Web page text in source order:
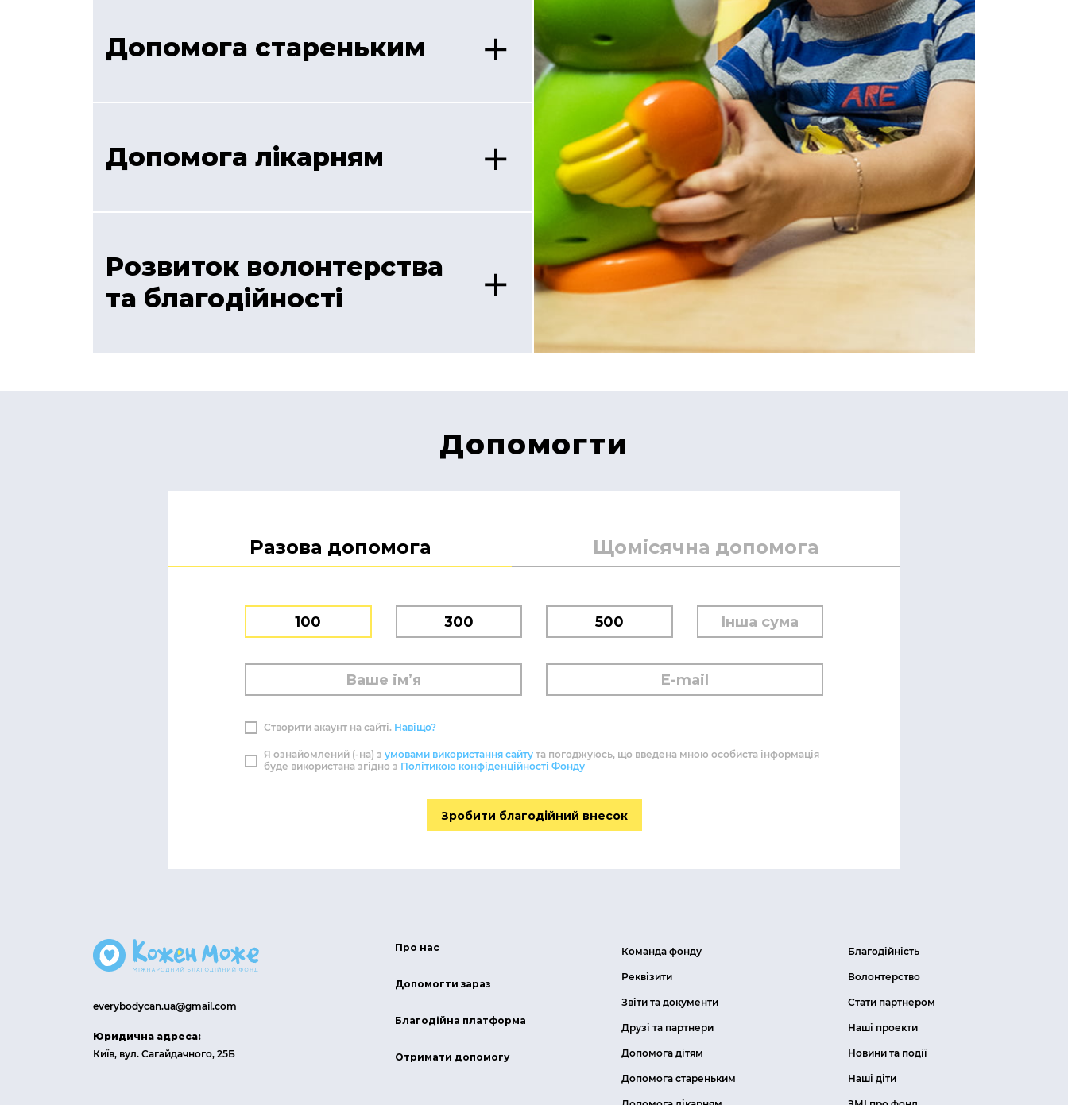
Допомога стареньким
Допомога лікарням
Розвиток волонтерства
та благодійності
Допомогти
Разова допомога Щомісячна допомога
100 300 500
Створити акаунт на сайті. Навіщо?
Я ознайомлений (-на) з умовами використання сайту та погоджуюсь, що введена мною особиста інформація
буде використана згідно з Політикою конфіденційності Фонду
Зробити благодійний внесок
everybodycan.ua@gmail.com
Юридична адреса:
Київ, вул. Сагайдачного, 25Б
Про нас
Допомогти зараз
Благодійна платформа
Отримати допомогу
Команда фонду
Реквізити
Звіти та документи
Друзі та партнери
Допомога дітям
Допомога стареньким
Благодійність
Волонтерство
Стати партнером
Наші проекти
Новини та події
Наші діти